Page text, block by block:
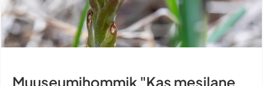
Muuseumihommik "Kas mesilane